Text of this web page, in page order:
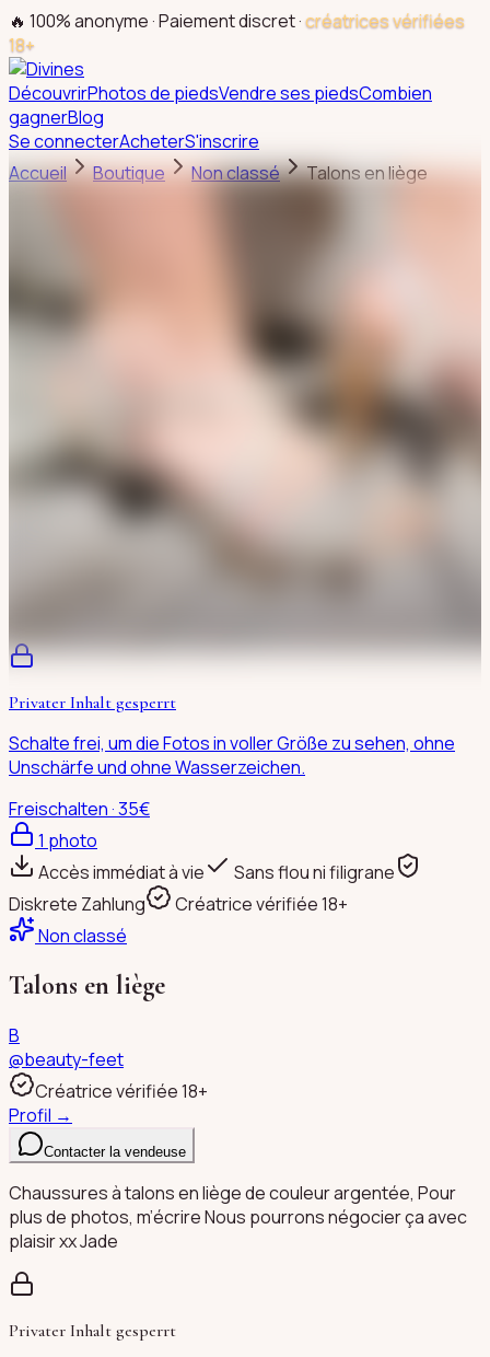
🔥 100% anonyme · Paiement discret ·créatrices vérifiées
18+
DécouvrirPhotos de piedsVendre ses piedsCombien
gagnerBlog
Se connecterAcheterS'inscrire
Accueil
Boutique Non classé Talons en liège
Privater Inhalt gesperrt
Schalte frei, um die Fotos in voller Größe zu sehen, ohne
Unschärfe und ohne Wasserzeichen.
Freischalten · 35€
1 photo
Accès immédiat à vie
Sans flou ni filigrane
Diskrete Zahlung
Créatrice vérifiée 18+
Non classé
Talons en liège
B
@beauty-feet
Créatrice vérifiée 18+
Profil →
Contacter la vendeuse
Chaussures à talons en liège de couleur argentée, Pour
plus de photos, m’écrire Nous pourrons négocier ça avec
plaisir xx Jade
Privater Inhalt gesperrt